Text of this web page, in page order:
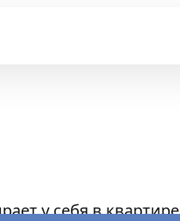
у себя в квартире